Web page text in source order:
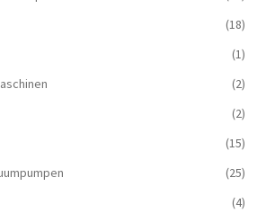
(18)
(1)
(2)
(2)
(15)
(25)
(4)